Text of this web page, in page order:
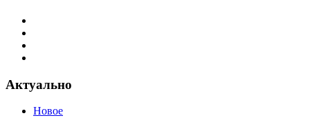
Актуально
Новое